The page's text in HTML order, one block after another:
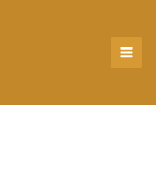
Main